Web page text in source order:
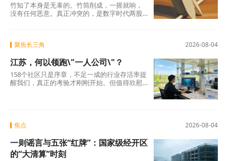
竹知了本身是无辜的。竹筒削成，一摇就响，
没有任何恶意。真正冲突的，是数字时代两股
2026-08-04
聚焦长三角
江苏，何以领跑\"一人公司\"？
158个社区只是序章，不足一成的行业存活率提
醒我们，真正的考验才刚刚开始。但值得欣慰
2026-08-04
焦点
一则谣言与五张“红牌”：国家级经开区
的“大清算”时刻